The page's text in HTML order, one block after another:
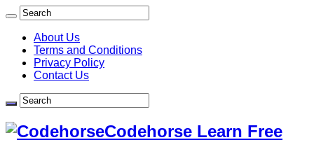
About Us
Terms and Conditions
Privacy Policy
Contact Us
Codehorse Learn Free